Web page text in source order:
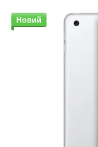
Новий